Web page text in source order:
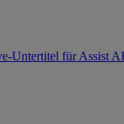
Untertitel für Assist